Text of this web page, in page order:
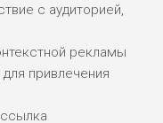
с аудиторией,
рекламы
привлечения